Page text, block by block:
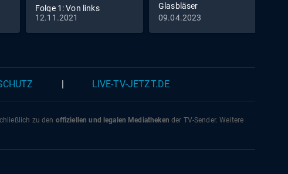
Folge 1: Von links
(S01/E01)
12.11.2021
Glasbläser
09.04.2023
LIVE-TV-JETZT.DE
zu den offiziellen und legalen Mediatheken der TV-Sender. Weitere